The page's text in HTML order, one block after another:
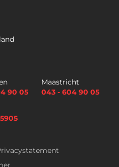
90 05
Maastricht
043 - 604 90 05
dat ik via dit e-